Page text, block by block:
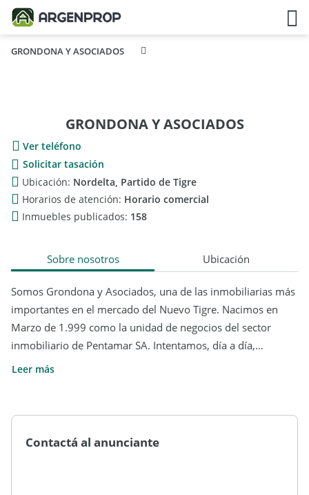
GRONDONA Y ASOCIADOS
GRONDONA Y ASOCIADOS
Ver teléfono
Solicitar tasación
Ubicación: Nordelta, Partido de Tigre
Horarios de atención: Horario comercial
Inmuebles publicados: 158
Sobre nosotros Ubicación
Somos Grondona y Asociados, una de las inmobiliarias más
importantes en el mercado del Nuevo Tigre. Nacimos en
Marzo de 1.999 como la unidad de negocios del sector
inmobiliario de Pentamar SA. Intentamos, día a día,
trasmitir seriedad y confiabilidad. Acompañamos al cliente
de más de 20 años logramos liderar en el mercado de Zona
Norte. Pre vendimos exitosamente más de veinticinco
Leer más
Contactá al anunciante